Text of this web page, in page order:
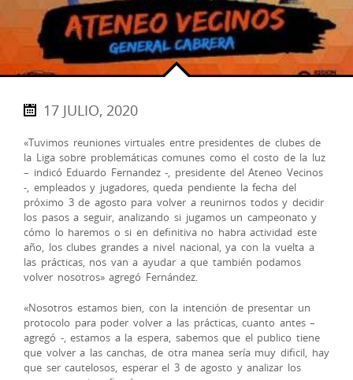
17 JULIO, 2020
«Tuvimos reuniones virtuales entre presidentes de clubes de
la Liga sobre problemáticas comunes como el costo de la luz
– indicó Eduardo Fernandez -, presidente del Ateneo Vecinos
-, empleados y jugadores, queda pendiente la fecha del
próximo 3 de agosto para volver a reunirnos todos y decidir
los pasos a seguir, analizando si jugamos un campeonato y
cómo lo haremos o si en definitiva no habra actividad este
año, los clubes grandes a nivel nacional, ya con la vuelta a
las prácticas, nos van a ayudar a que también podamos
volver nosotros» agregó Fernández.
«Nosotros estamos bien, con la intención de presentar un
protocolo para poder volver a las prácticas, cuanto antes –
agregó -, estamos a la espera, sabemos que el publico tiene
que volver a las canchas, de otra manea sería muy dificil, hay
que ser cautelosos, esperar el 3 de agosto y analizar los